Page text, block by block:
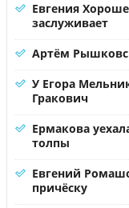
Евгения
заслуживает
Артём
У Егора
Гракович
Ермакова
толпы
Евгений
причёску